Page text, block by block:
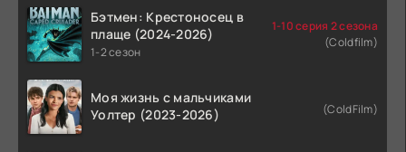
Бэтмен: Крестоносец в
плаще (2024-2026)
1-2 сезон
1-10 серия 2 сезона
(Coldfilm)
Моя жизнь с мальчиками
Уолтер (2023-2026)
(ColdFilm)